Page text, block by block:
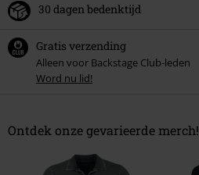
30 dagen bedenktijd
Gratis verzending
Alleen voor Backstage Club-leden
Word nu lid!
Ontdek onze gevarieerde merch!